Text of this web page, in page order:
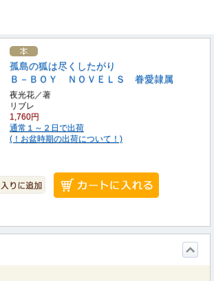
孤島の狐は尽くしたがり
Ｂ－ＢＯＹ ＮＯＶＥＬＳ 眷愛隷属
夜光花／著
リブレ
1,760円
通常１～２日で出荷
(！お盆時期の出荷について！)